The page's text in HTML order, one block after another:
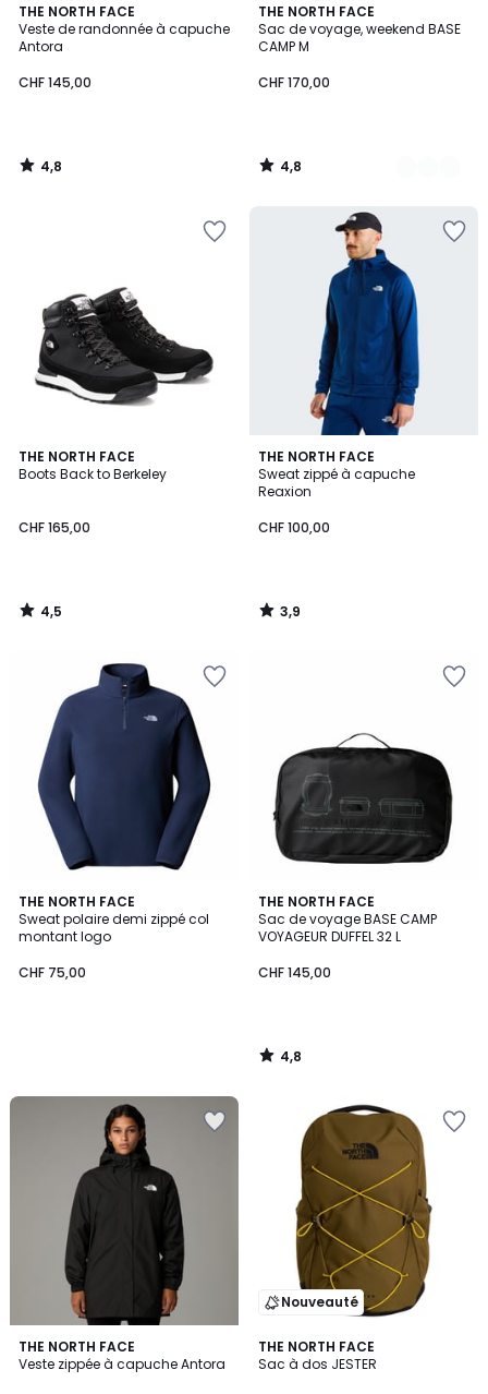
THE NORTH FACE
Veste de randonnée à capuche
Antora
CHF 145,00
4,8
/ 5
4,8
/
THE NORTH FACE
Sac de voyage, weekend BASE
CAMP M
CHF 170,00
4,8
/ 5
2
Couleurs
4,8
/
THE NORTH FACE
Boots Back to Berkeley
CHF 165,00
4,5
/ 5
4,5
/
THE NORTH FACE
Sweat zippé à capuche
Reaxion
CHF 100,00
3,9
/ 5
3,9
/
THE NORTH FACE
Sweat polaire demi zippé col
montant logo
CHF 75,00
THE NORTH FACE
Sac de voyage BASE CAMP
VOYAGEUR DUFFEL 32 L
CHF 145,00
4,8
/ 5
4,8
/
THE NORTH FACE
Veste zippée à capuche Antora
4,6
/ 5
Nouveauté
THE NORTH FACE
Sac à dos JESTER